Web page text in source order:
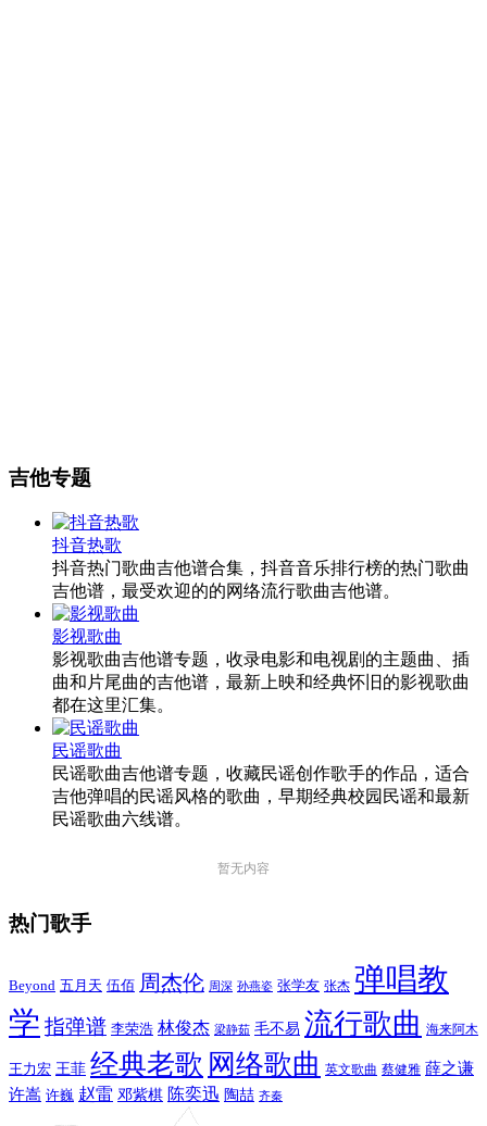
吉他专题
抖音热歌
抖音热门歌曲吉他谱合集，抖音音乐排行榜的热门歌曲
吉他谱，最受欢迎的的网络流行歌曲吉他谱。
影视歌曲
影视歌曲吉他谱专题，收录电影和电视剧的主题曲、插
曲和片尾曲的吉他谱，最新上映和经典怀旧的影视歌曲
都在这里汇集。
民谣歌曲
民谣歌曲吉他谱专题，收藏民谣创作歌手的作品，适合
吉他弹唱的民谣风格的歌曲，早期经典校园民谣和最新
民谣歌曲六线谱。
暂无内容
热门歌手
Beyond 五月天 伍佰 周杰伦 周深 孙燕姿 张学友 张杰 弹唱教
学 指弹谱 李荣浩 林俊杰 梁静茹 毛不易 流行歌曲 海来阿木
王力宏 王菲 经典老歌 网络歌曲 英文歌曲 蔡健雅 薛之谦
许嵩 许巍 赵雷 邓紫棋 陈奕迅 陶喆 齐秦